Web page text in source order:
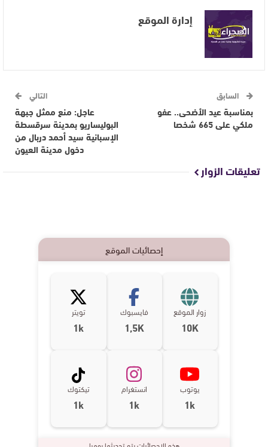
إدارة الموقع
السابق
بمناسبة عيد الأضحى.. عفو
ملكي على 665 شخصا
التالي
عاجل: منع ممثل جبهة
البوليساريو بمدينة سرقسطة
الإسبانية سيد أحمد دربال من
دخول مدينة العيون
تعليقات الزوار
إحصائيات الموقع
زوار الموقع
10K
فايسبوك
1,5K
تويتر
1k
يوتوب
1k
انستغرام
1k
تيكتوك
1k